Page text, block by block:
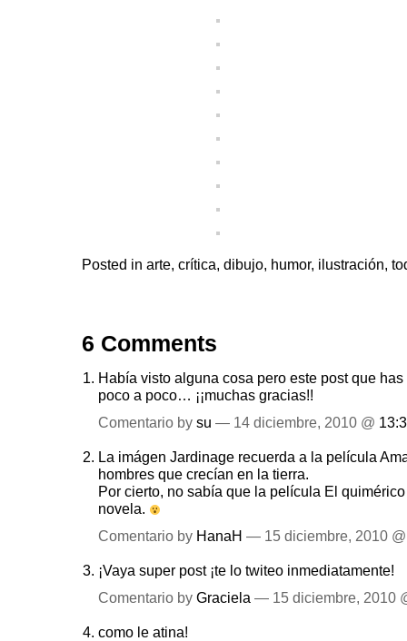
Posted in arte, crítica, dibujo, humor, ilustración,
6 Comments
Había visto alguna cosa pero este post que
poco a poco… ¡¡muchas gracias!!
Comentario by su — 14 diciembre, 2010 @
La imágen Jardinage recuerda a la película
hombres que crecían en la tierra.
Por cierto, no sabía que la película El
novela.
Comentario by HanaH — 15 diciembre, 2010
¡Vaya super post ¡te lo twiteo inmediatamente!
Comentario by Graciela — 15 diciembre, 2010
como le atina!